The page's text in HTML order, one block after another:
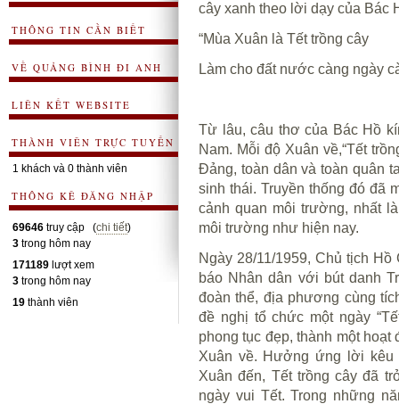
THÔNG TIN CẦN BIẾT
VỀ QUẢNG BÌNH ĐI ANH
LIÊN KẾT WEBSITE
THÀNH VIÊN TRỰC TUYẾN
1 khách và 0 thành viên
THÔNG KÊ ĐĂNG NHẬP
69646 truy cập (chi tiết)
3 trong hôm nay
171189 lượt xem
3 trong hôm nay
19 thành viên
cây xanh theo lời dạy của Bác
“Mùa Xuân là Tết trồng cây
Làm cho đất nước càng ngày
Từ lâu, câu thơ của Bác Hồ
Nam. Mỗi độ Xuân về,“Tết
Đảng, toàn dân và toàn quân
sinh thái. Truyền thống đó đã
cảnh quan môi trường, nhất
môi trường như hiện nay.
Ngày 28/11/1959, Chủ tịch Hồ
báo Nhân dân với bút danh
đoàn thể, địa phương cùng
đề nghị tổ chức một ngày
phong tục đẹp, thành một
Xuân về. Hưởng ứng lời
Xuân đến, Tết trồng cây đã
ngày vui Tết. Trong những